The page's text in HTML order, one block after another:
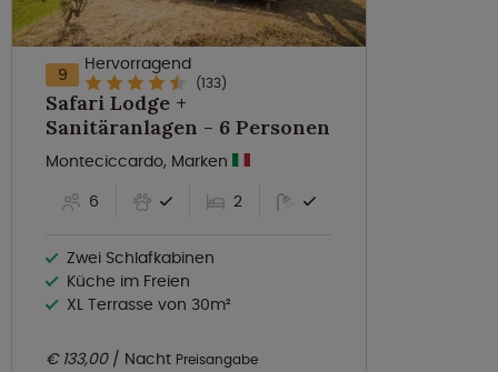
9 Hervorragend
(133)
Safari Lodge +
Sanitäranlagen - 6 Personen
Monteciccardo, Marken
6
2
Zwei Schlafkabinen
Küche im Freien
XL Terrasse von 30m²
€ 133,00 Nacht Preisangabe